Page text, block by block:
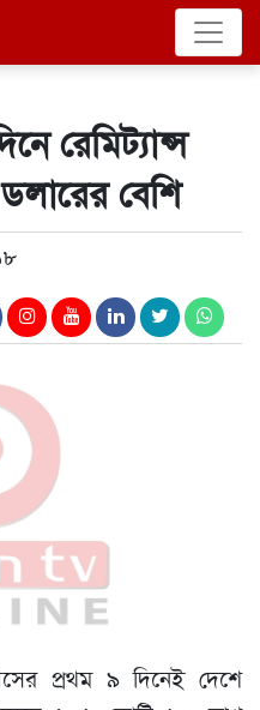
রেমিট্যান্স
বেশি
প্রথম ৯ দিনেই দেশে